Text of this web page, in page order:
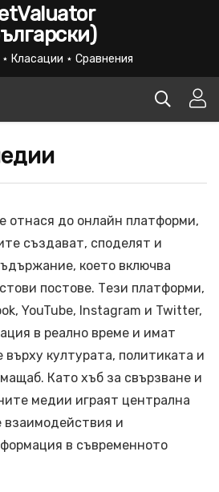
Класации ⋆ Сравнения
отнася до онлайн платформи,
създават, споделят и
което включва
постове. Тези платформи,
YouTube, Instagram и Twitter,
в реално време и имат
културата, политиката и
Като хъб за свързване и
медии играят централна
и
в съвременното